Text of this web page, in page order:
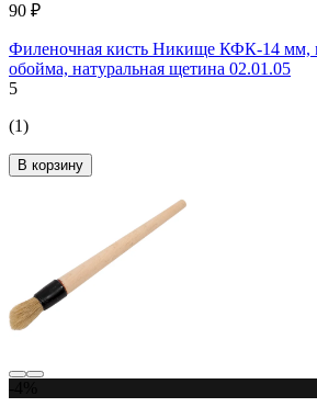
90 ₽
Филеночная кисть Никище КФК-14 мм,
обойма, натуральная щетина 02.01.05
5
(1)
В корзину